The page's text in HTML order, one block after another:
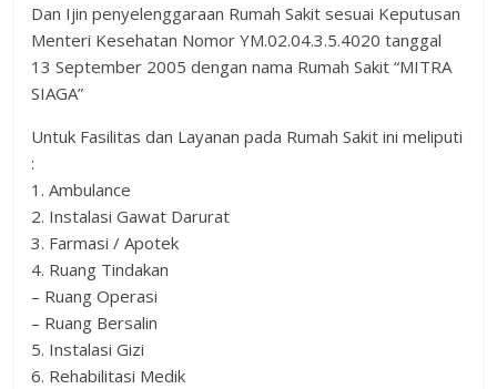
Dan Ijin penyelenggaraan Rumah Sakit sesuai Keputusan
Menteri Kesehatan Nomor YM.02.04.3.5.4020 tanggal
13 September 2005 dengan nama Rumah Sakit “MITRA
SIAGA”
Untuk Fasilitas dan Layanan pada Rumah Sakit ini meliputi
:
1. Ambulance
2. Instalasi Gawat Darurat
3. Farmasi / Apotek
4. Ruang Tindakan
– Ruang Operasi
– Ruang Bersalin
5. Instalasi Gizi
6. Rehabilitasi Medik